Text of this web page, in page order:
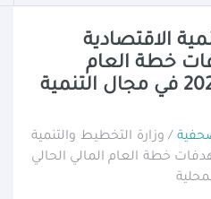
الاقتصادية
خطة العام
المالي الحالي 23 /2024 في مجال التنمية
/ وزارة التخطيط والتنمية
خطة العام المالي الحالي